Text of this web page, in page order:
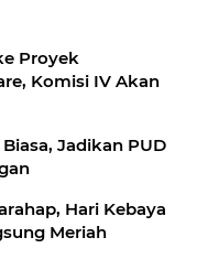
Proyek
Komisi IV Akan
Jadikan PUD
Hari Kebaya
Meriah